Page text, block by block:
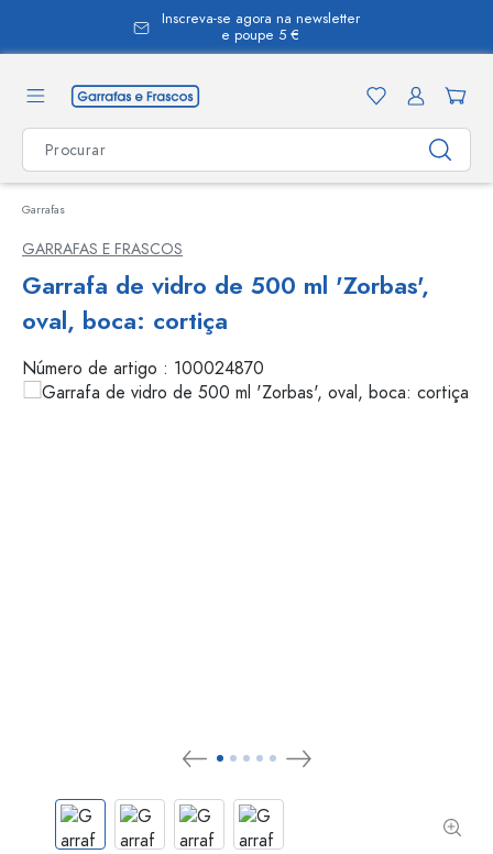
Inscreva-se agora na newsletter
e poupe 5 €
Garrafas
GARRAFAS E FRASCOS
Garrafa de vidro de 500 ml 'Zorbas',
oval, boca: cortiça
Número de artigo : 100024870